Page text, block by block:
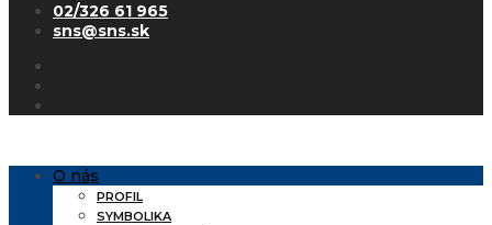
02/326 61 965
sns@sns.sk
O nás
PROFIL
SYMBOLIKA